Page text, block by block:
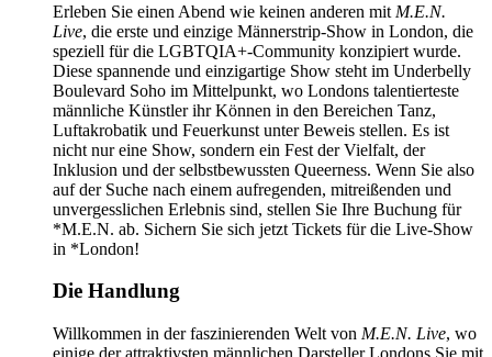
Erleben Sie einen Abend wie keinen anderen mit M.E.N.
Live, die erste und einzige Männerstrip-Show in London, die
speziell für die LGBTQIA+-Community konzipiert wurde.
Diese spannende und einzigartige Show steht im Underbelly
Boulevard Soho im Mittelpunkt, wo Londons talentierteste
männliche Künstler ihr Können in den Bereichen Tanz,
Luftakrobatik und Feuerkunst unter Beweis stellen. Es ist
nicht nur eine Show, sondern ein Fest der Vielfalt, der
Inklusion und der selbstbewussten Queerness. Wenn Sie also
auf der Suche nach einem aufregenden, mitreißenden und
unvergesslichen Erlebnis sind, stellen Sie Ihre Buchung für
*M.E.N. ab. Sichern Sie sich jetzt Tickets für die Live-Show
in *London!
Die Handlung
Willkommen in der faszinierenden Welt von M.E.N. Live, wo
einige der attraktivsten männlichen Darsteller Londons Sie mit